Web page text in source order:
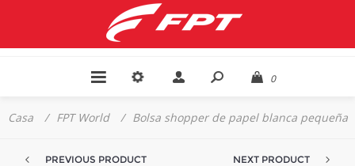
0
Casa / FPT World / Bolsa shopper de papel blanca pequeña
PREVIOUS PRODUCT NEXT PRODUCT